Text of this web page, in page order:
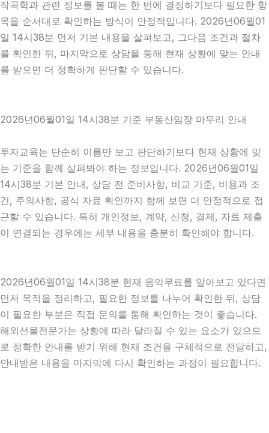
작곡학과 관련 정보를 볼 때는 한 번에 결정하기보다 필요한 항
목을 순서대로 확인하는 방식이 안정적입니다. 2026년06월01
일 14시38분 먼저 기본 내용을 살펴보고, 그다음 조건과 절차
를 확인한 뒤, 마지막으로 상담을 통해 현재 상황에 맞는 안내
를 받으면 더 정확하게 판단할 수 있습니다.
2026년06월01일 14시38분 기준 부동산임장 마무리 안내
투자교육는 단순히 이름만 보고 판단하기보다 현재 상황에 맞
는 기준을 함께 살펴봐야 하는 정보입니다. 2026년06월01일
14시38분 기본 안내, 상담 전 준비사항, 비교 기준, 비용과 조
건, 주의사항, 공식 자료 확인까지 함께 보면 더 안정적으로 접
근할 수 있습니다. 특히 개인정보, 계약, 신청, 결제, 자료 제출
이 연결되는 경우에는 세부 내용을 충분히 확인해야 합니다.
2026년06월01일 14시38분 현재 음악무료를 알아보고 있다면
먼저 목적을 정리하고, 필요한 정보를 나누어 확인한 뒤, 상담
이 필요한 부분은 직접 문의를 통해 확인하는 것이 좋습니다.
해외선물전문가는 상황에 따라 달라질 수 있는 요소가 있으므
로 정확한 안내를 받기 위해 현재 조건을 구체적으로 전달하고,
안내받은 내용을 마지막에 다시 확인하는 과정이 필요합니다.